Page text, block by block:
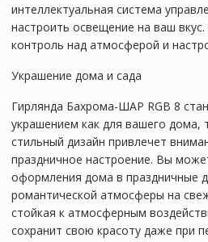
интеллектуальная система
настроить освещение на ваш
контроль над атмосферой и
Украшение дома и сада
Гирлянда Бахрома-ШАР RGB 8
украшением как для вашего дома,
стильный дизайн привлечет
праздничное настроение. Вы
оформления дома в праздничные
романтической атмосферы на
стойкая к атмосферным
сохранит свою красоту даже при